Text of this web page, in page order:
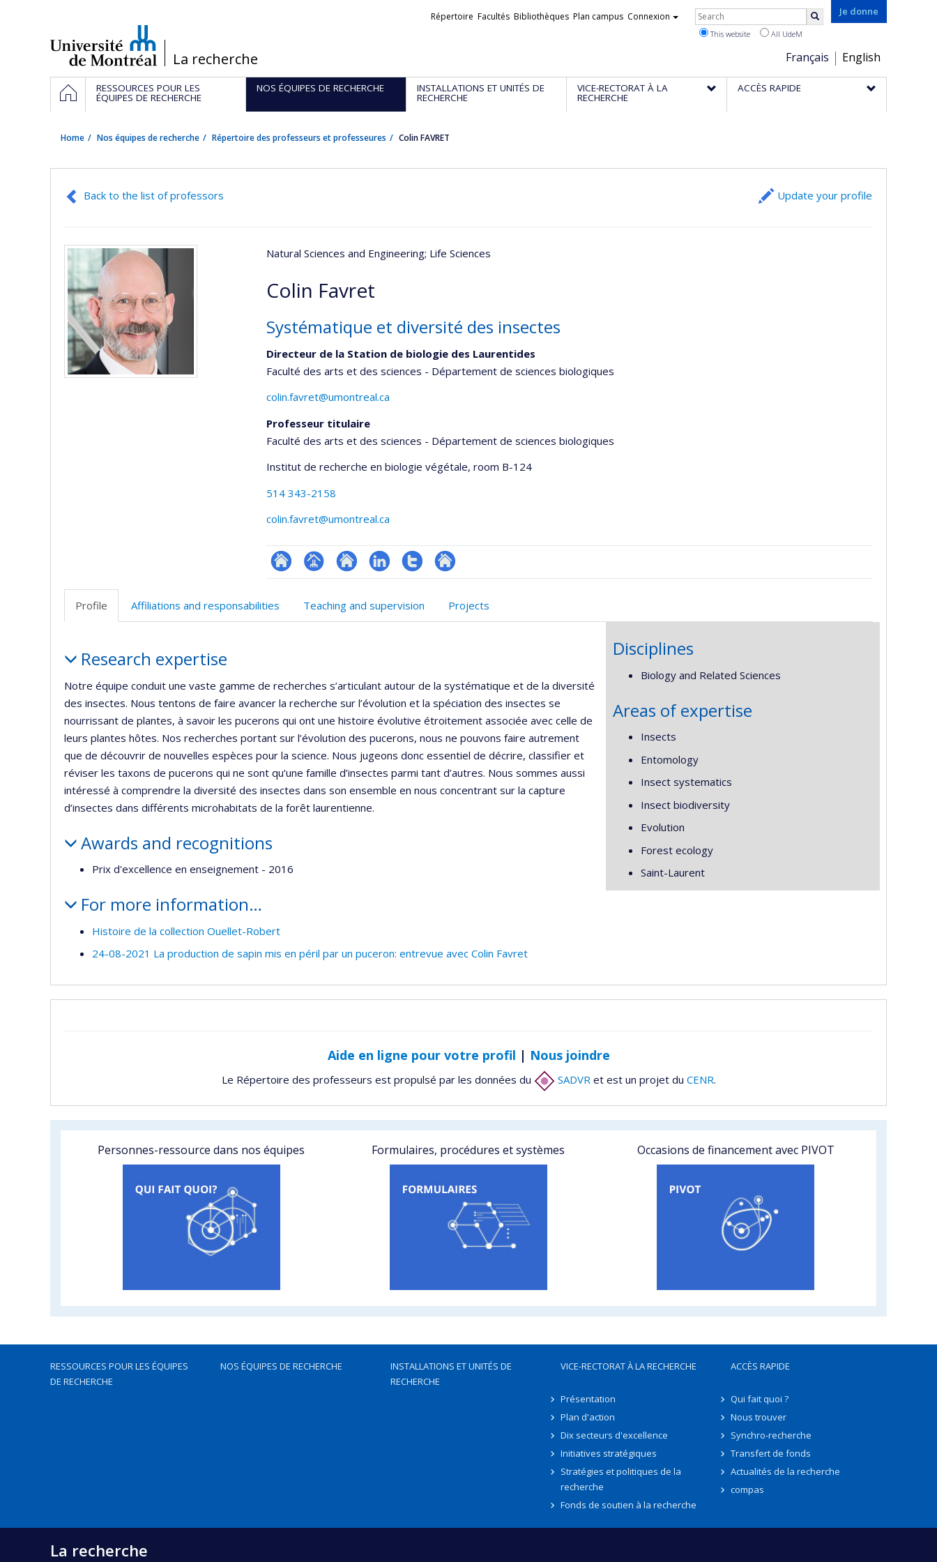
/La recherche
Je donne
Choix
de
la
Français English
Liens
Répertoire Facultés Bibliothèques Plan campus Connexion Rechercher
This website All UdeM
Navigation
principale
HOMERESSOURCES POUR LES
ÉQUIPES DE RECHERCHE
NOS ÉQUIPES DE RECHERCHE INSTALLATIONS ET UNITÉS DE
RECHERCHE
VICE-RECTORAT À LA
RECHERCHE
ACCÈS RAPIDE
Home Nos équipes de recherche Répertoire des professeurs et professeures Colin FAVRET
Back to the list of professors Update your profile
Natural Sciences and Engineering; Life Sciences
Colin Favret
Systématique et diversité des insectes
Directeur de la Station de biologie des Laurentides
Faculté des arts et des sciences - Département de sciences biologiques
colin.favret@umontreal.ca
Professeur titulaire
Faculté des arts et des sciences - Département de sciences biologiques
Institut de recherche en biologie végétale, room B-124
514 343-2158
colin.favret@umontreal.ca
ResearchGate
Page
(faculté,département,école)
Site
de
LinkedInCompteAutre
Profile Affiliations and responsabilities Teaching and supervision Projects
Research expertise
Notre équipe conduit une vaste gamme de recherches s’articulant autour de la systématique et de la diversité
des insectes. Nous tentons de faire avancer la recherche sur l’évolution et la spéciation des insectes se
nourrissant de plantes, à savoir les pucerons qui ont une histoire évolutive étroitement associée avec celle de
leurs plantes hôtes. Nos recherches portant sur l’évolution des pucerons, nous ne pouvons faire autrement
que de découvrir de nouvelles espèces pour la science. Nous jugeons donc essentiel de décrire, classifier et
réviser les taxons de pucerons qui ne sont qu’une famille d’insectes parmi tant d’autres. Nous sommes aussi
intéressé à comprendre la diversité des insectes dans son ensemble en nous concentrant sur la capture
d’insectes dans différents microhabitats de la forêt laurentienne.
Awards and recognitions
Prix d'excellence en enseignement - 2016
For more information…
Histoire de la collection Ouellet-Robert
24-08-2021 La production de sapin mis en péril par un puceron: entrevue avec Colin Favret
Disciplines
Biology and Related Sciences
Areas of expertise
Insects
Entomology
Insect systematics
Insect biodiversity
Evolution
Forest ecology
Saint-Laurent
Aide en ligne pour votre profil | Nous joindre
Le Répertoire des professeurs est propulsé par les données du SADVRet est un projet du CENR.
Personnes-ressource dans nos équipes Formulaires, procédures et systèmes Occasions de financement avec PIVOT
RESSOURCES POUR LES ÉQUIPES
DE RECHERCHE
NOS ÉQUIPES DE RECHERCHE
INSTALLATIONS ET UNITÉS DE
RECHERCHE
VICE-RECTORAT À LA RECHERCHE
Présentation
Plan d'action
Dix secteurs d'excellence
Initiatives stratégiques
Stratégies et politiques de la
recherche
Fonds de soutien à la recherche
ACCÈS RAPIDE
Qui fait quoi ?
Nous trouver
Synchro-recherche
Transfert de fonds
Actualités de la recherche
compas
La recherche